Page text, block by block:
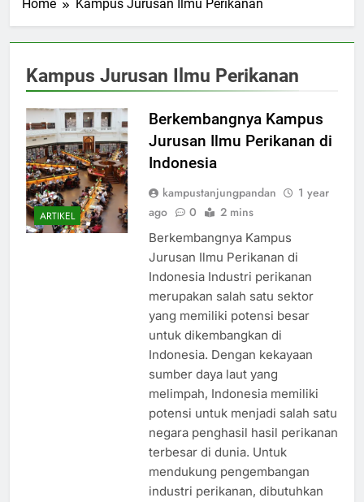
Home Kampus Jurusan Ilmu Perikanan
Kampus Jurusan Ilmu Perikanan
ARTIKEL
Berkembangnya Kampus
Jurusan Ilmu Perikanan di
Indonesia
kampustanjungpandan
1 year
ago
0 2 mins
Berkembangnya Kampus
Jurusan Ilmu Perikanan di
Indonesia Industri perikanan
merupakan salah satu sektor
yang memiliki potensi besar
untuk dikembangkan di
Indonesia. Dengan kekayaan
sumber daya laut yang
melimpah, Indonesia memiliki
potensi untuk menjadi salah satu
negara penghasil hasil perikanan
terbesar di dunia. Untuk
mendukung pengembangan
industri perikanan, dibutuhkan